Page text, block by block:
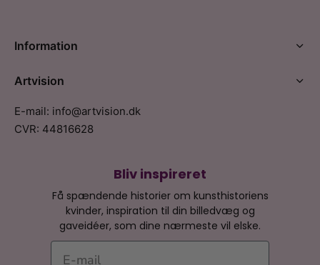
Bliv inspireret
Få spændende historier om kunsthistoriens
kvinder, inspiration til din billedvæg og
gaveidéer, som dine nærmeste vil elske.
E-mail
Information
Artvision
E-mail: info@artvision.dk
CVR: 44816628